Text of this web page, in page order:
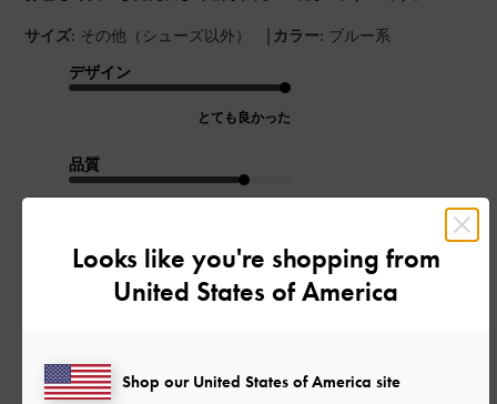
サイズ: その他（シューズ以外） | カラー: ブルー系
デザイン
とても良かった
品質
もっと見るLooks like you're shopping from
United States of America
Shop our United States of America site